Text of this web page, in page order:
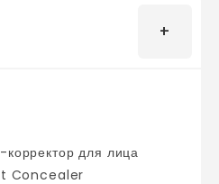
Concealer